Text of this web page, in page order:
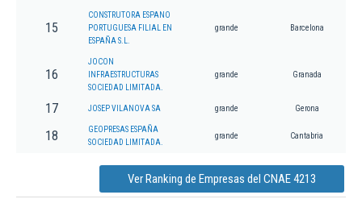
15
CONSTRUTORA ESPANO
PORTUGUESA FILIAL EN
ESPAÑA S.L.
grande Barcelona
16
JOCON
INFRAESTRUCTURAS
SOCIEDAD LIMITADA.
grande Granada
17 JOSEP VILANOVA SA grande Gerona
18
GEOPRESAS ESPAÑA
SOCIEDAD LIMITADA.
grande Cantabria
Ver Ranking de Empresas del CNAE 4213